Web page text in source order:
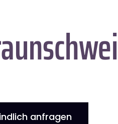
anfragen